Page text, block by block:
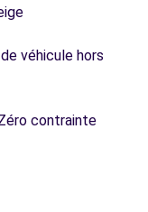
véhicule hors
contrainte